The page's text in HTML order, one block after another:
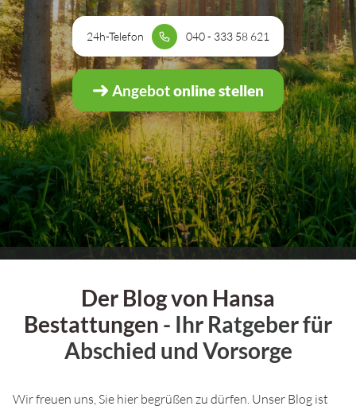
24h-Telefon 040 - 333 58 621
Angebotonline stellen
Der Blog von Hansa
Bestattungen - Ihr Ratgeber für
Abschied und Vorsorge
Wir freuen uns, Sie hier begrüßen zu dürfen. Unser Blog ist